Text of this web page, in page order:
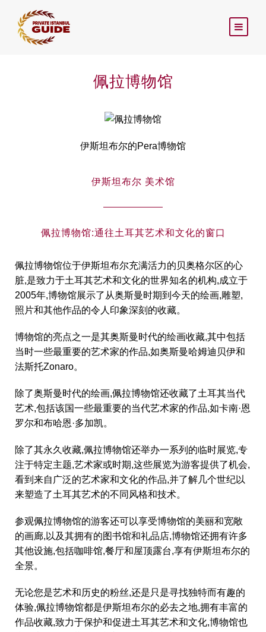
佩拉博物馆
伊斯坦布尔的Pera博物馆
伊斯坦布尔 美术馆
佩拉博物馆:通往土耳其艺术和文化的窗口
佩拉博物馆位于伊斯坦布尔充满活力的贝奥格尔区的心
脏,是致力于土耳其艺术和文化的世界知名的机构,成立于
2005年,博物馆展示了从奥斯曼时期到今天的绘画,雕塑,
照片和其他作品的令人印象深刻的收藏。
博物馆的亮点之一是其奥斯曼时代的绘画收藏,其中包括
当时一些最重要的艺术家的作品,如奥斯曼哈姆迪贝伊和
法斯托Zonaro。
除了奥斯曼时代的绘画,佩拉博物馆还收藏了土耳其当代
艺术,包括该国一些最重要的当代艺术家的作品,如卡南·恩
罗尔和布哈恩·多加凯。
除了其永久收藏,佩拉博物馆还举办一系列的临时展览,专
注于特定主题,艺术家或时期,这些展览为游客提供了机会,
看到来自广泛的艺术家和文化的作品,并了解几个世纪以
来塑造了土耳其艺术的不同风格和技术。
参观佩拉博物馆的游客还可以享受博物馆的美丽和宽敞
的画廊,以及其拥有的图书馆和礼品店,博物馆还拥有许多
其他设施,包括咖啡馆,餐厅和屋顶露台,享有伊斯坦布尔的
全景。
无论您是艺术和历史的粉丝,还是只是寻找独特而有趣的
体验,佩拉博物馆都是伊斯坦布尔的必去之地,拥有丰富的
作品收藏,致力于保护和促进土耳其艺术和文化,博物馆也